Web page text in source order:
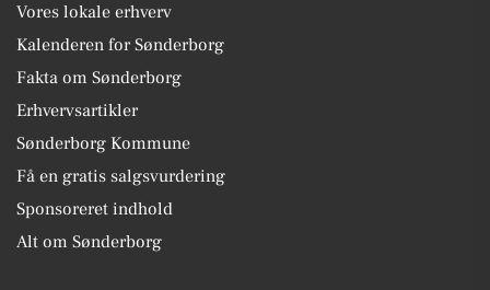
Vores lokale erhverv
Kalenderen for Sønderborg
Fakta om Sønderborg
Erhvervsartikler
Sønderborg Kommune
Få en gratis salgsvurdering
Sponsoreret indhold
Alt om Sønderborg